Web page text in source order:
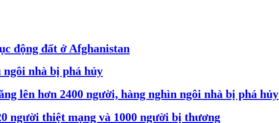
động đất ở Afghanistan
nhà bị phá hủy
lên hơn 2400 người, hàng nghìn ngôi nhà bị phá hủy
người thiệt mạng và 1000 người bị thương